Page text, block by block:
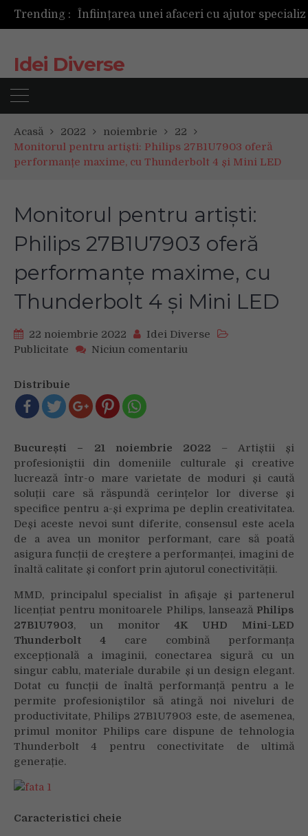
Trending :
Următoarea fotografie poate fi cea mai reușită de până acum
Mașinile de spălat și uscătoarele bazate pe inteligență artificială îți cunosc hainele mai bine decât tine
Idei Diverse
Acasă 2022 noiembrie
22
Monitorul pentru artiști: Philips 27B1U7903 oferă
performanțe maxime, cu Thunderbolt 4 și Mini LED
Monitorul pentru artiști:
Philips 27B1U7903 oferă
performanțe maxime, cu
Thunderbolt 4 și Mini LED
22 noiembrie 2022
Idei Diverse
Publicitate
Niciun comentariu
performanțe
maxime,
cu
Thunderbolt
4
și
Mini
LED
Distribuie
București – 21 noiembrie 2022 – Artiștii și
profesioniștii din domeniile culturale și creative
lucrează într-o mare varietate de moduri și caută
soluții care să răspundă cerințelor lor diverse și
specifice pentru a-și exprima pe deplin creativitatea.
Deși aceste nevoi sunt diferite, consensul este acela
de a avea un monitor performant, care să poată
asigura funcții de creștere a performanței, imagini de
înaltă calitate și confort prin ajutorul conectivității.
MMD, principalul specialist în afișaje și partenerul
licențiat pentru monitoarele Philips, lansează Philips
27B1U7903, un monitor4K UHD Mini-LED
Thunderbolt 4 care combină performanța
excepțională a imaginii, conectarea sigură cu un
singur cablu, materiale durabile și un design elegant.
Dotat cu funcții de înaltă performanță pentru a le
permite profesioniștilor să atingă noi niveluri de
productivitate, Philips 27B1U7903 este, de asemenea,
primul monitor Philips care dispune de tehnologia
Thunderbolt 4 pentru conectivitate de ultimă
generație.
Caracteristici cheie